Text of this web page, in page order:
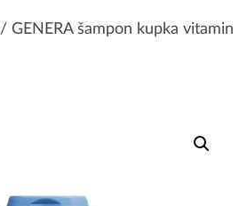
/ GENERA šampon kupka vitamin